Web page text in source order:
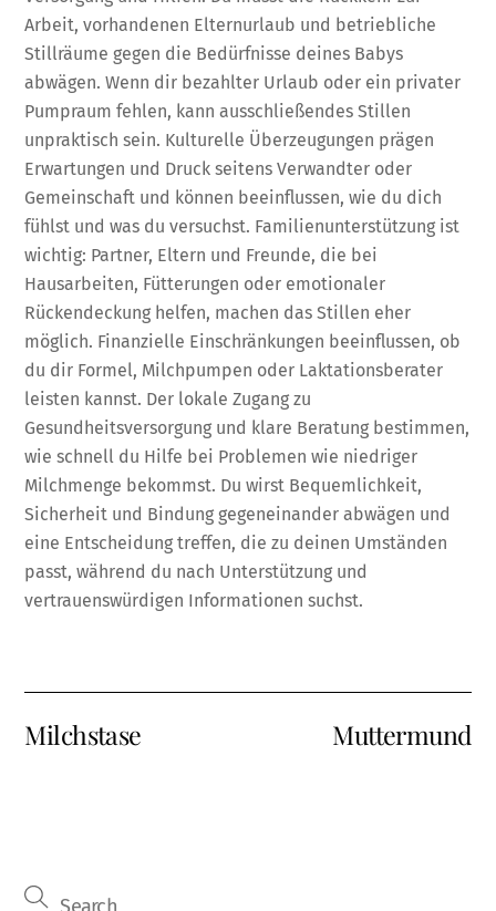
Arbeit, vorhandenen Elternurlaub und betriebliche
Stillräume gegen die Bedürfnisse deines Babys
abwägen. Wenn dir bezahlter Urlaub oder ein privater
Pumpraum fehlen, kann ausschließendes Stillen
unpraktisch sein. Kulturelle Überzeugungen prägen
Erwartungen und Druck seitens Verwandter oder
Gemeinschaft und können beeinflussen, wie du dich
fühlst und was du versuchst. Familienunterstützung ist
wichtig: Partner, Eltern und Freunde, die bei
Hausarbeiten, Fütterungen oder emotionaler
Rückendeckung helfen, machen das Stillen eher
möglich. Finanzielle Einschränkungen beeinflussen, ob
du dir Formel, Milchpumpen oder Laktationsberater
leisten kannst. Der lokale Zugang zu
Gesundheitsversorgung und klare Beratung bestimmen,
wie schnell du Hilfe bei Problemen wie niedriger
Milchmenge bekommst. Du wirst Bequemlichkeit,
Sicherheit und Bindung gegeneinander abwägen und
eine Entscheidung treffen, die zu deinen Umständen
passt, während du nach Unterstützung und
vertrauenswürdigen Informationen suchst.
Milchstase Muttermund